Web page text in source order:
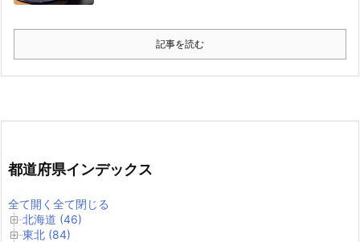
記事を読む
都道府県インデックス
全て開く 全て閉じる
北海道 (46)
東北 (84)